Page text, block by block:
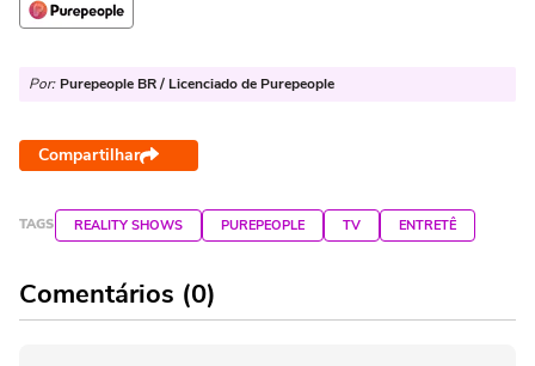
Por: Purepeople BR / Licenciado de Purepeople
Compartilhar
TAGS REALITY SHOWS PUREPEOPLE TV ENTRETÊ
Comentários (0)